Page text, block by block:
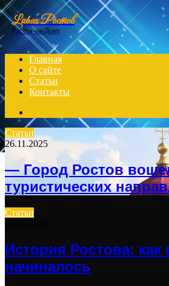
Menu
Lubax Ростов
Ростов-на-Дону
Главная
О сайте
Статьи
Контакты
for
Статьи
26.11.2025
— Город Ростов
туристических
Статьи
История Ростова: как
начиналось